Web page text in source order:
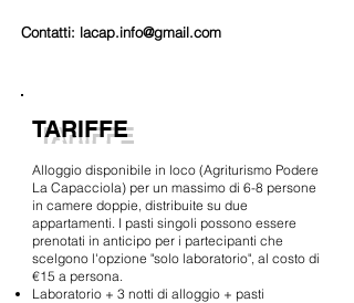
Contatti: lacap.info@gmail.com
TARIFFE
Alloggio disponibile in loco (Agriturismo Podere
La Capacciola) per un massimo di 6-8 persone
in camere doppie, distribuite su due
appartamenti. I pasti singoli possono essere
prenotati in anticipo per i partecipanti che
scelgono l'opzione "solo laboratorio", al costo di
€15 a persona.
Laboratorio + 3 notti di alloggio + pasti